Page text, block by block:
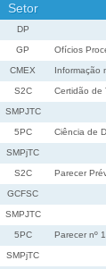
Setor
DP
GP Ofícios
CMEX Informação
S2C Certidão de
SMPJTC
5PC Ciência de
SMPjTC
S2C Parecer
GCFSC
SMPJTC
5PC Parecer nº
SMPjTC